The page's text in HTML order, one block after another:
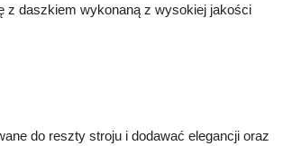
z daszkiem wykonaną z wysokiej jakości
do reszty stroju i dodawać elegancji oraz